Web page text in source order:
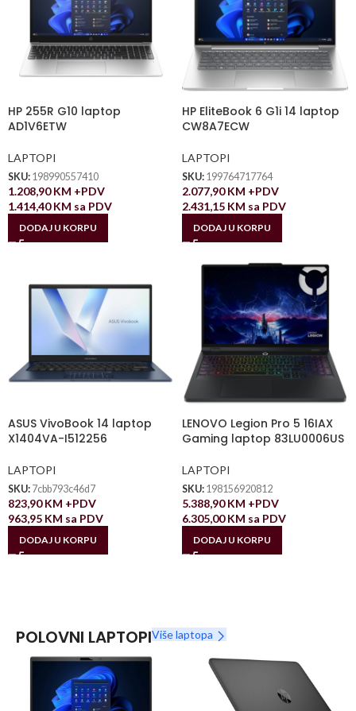
HP 255R G10 laptop
AD1V6ETW
LAPTOPI
SKU: 198990557410
1.208,90KM +PDV
1.414,40KM sa PDV
DODAJ U KORPU
HP EliteBook 6 G1i 14 laptop
CW8A7ECW
LAPTOPI
SKU: 199764717764
2.077,90KM +PDV
2.431,15 KM sa PDV
DODAJ U KORPU
ASUS VivoBook 14 laptop
X1404VA-I512256
LAPTOPI
SKU: 7cbb793c46d7
823,90KM +PDV
963,95 KM sa PDV
DODAJ U KORPU
LENOVO Legion Pro 5 16IAX
Gaming laptop 83LU0006US
LAPTOPI
SKU: 198156920812
5.388,90KM +PDV
6.305,00KM sa PDV
DODAJ U KORPU
POLOVNI LAPTOPIViše laptopa